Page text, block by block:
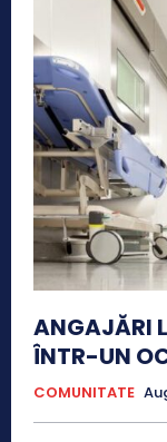
ANGAJĂRI
ÎNTR-UN
COMUNITATE